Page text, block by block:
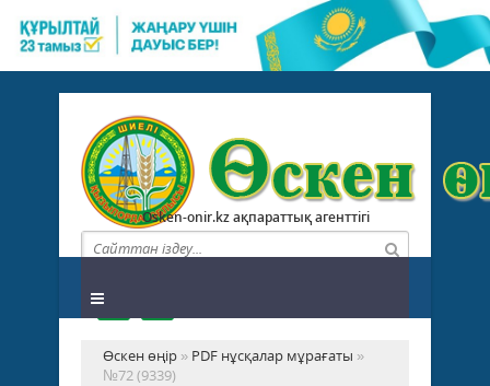
Osken-onir.kz ақпараттық агенттігі
Өскен өңір » PDF нұсқалар мұрағаты »
№72 (9339)